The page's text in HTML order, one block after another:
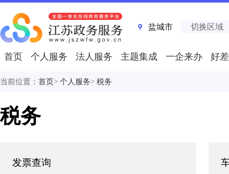
盐城市 切换区域
首页 个人服务 法人服务 主题集成 一企来办 好
当前位置： 首页> 个人服务> 税务
税务
发票查询